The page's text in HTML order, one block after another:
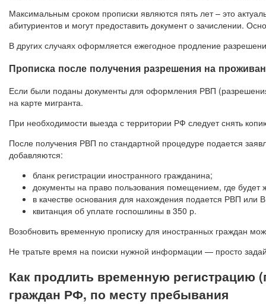
Максимальным сроком прописки являются пять лет – это
абитуриентов и могут предоставить документ о зачислении.
В других случаях оформляется ежегодное продление
Прописка после получения разрешения на
Если были поданы документы для оформления РВП
на карте мигранта.
При необходимости выезда с территории РФ следует снять
После получения РВП по стандартной процедуре подается
добавляются:
бланк регистрации иностранного гражданина;
документы на право пользования помещением, где будет
в качестве основания для нахождения подается РВП или
квитанция об уплате госпошлины в 350 р.
Возобновить временную прописку для иностранных граждан
Не тратьте время на поиски нужной информации — просто
Как продлить временную регистрацию
граждан РФ, по месту пребывания